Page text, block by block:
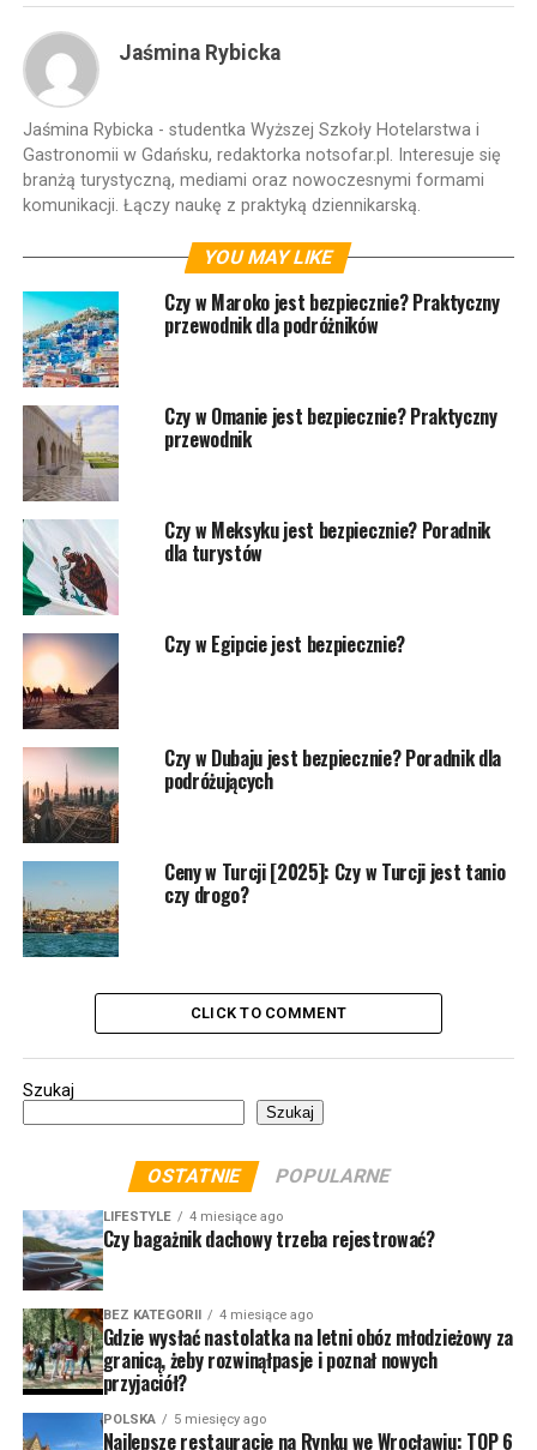
Jaśmina Rybicka
Jaśmina Rybicka - studentka Wyższej Szkoły Hotelarstwa i
Gastronomii w Gdańsku, redaktorka notsofar.pl. Interesuje się
branżą turystyczną, mediami oraz nowoczesnymi formami
komunikacji. Łączy naukę z praktyką dziennikarską.
YOU MAY LIKE
Czy w Maroko jest bezpiecznie? Praktyczny
przewodnik dla podróżników
Czy w Omanie jest bezpiecznie? Praktyczny
przewodnik
Czy w Meksyku jest bezpiecznie? Poradnik
dla turystów
Czy w Egipcie jest bezpiecznie?
Czy w Dubaju jest bezpiecznie? Poradnik dla
podróżujących
Ceny w Turcji [2025]: Czy w Turcji jest tanio
czy drogo?
CLICK TO COMMENT
Szukaj
Szukaj
OSTATNIE POPULARNE
LIFESTYLE 4 miesiące ago
Czy bagażnik dachowy trzeba rejestrować?
BEZ KATEGORII 4 miesiące ago
Gdzie wysłać nastolatka na letni obóz młodzieżowy za
granicą, żeby rozwinąłpasje i poznał nowych
przyjaciół?
POLSKA 5 miesięcy ago
Najlepsze restauracje na Rynku we Wrocławiu: TOP 6